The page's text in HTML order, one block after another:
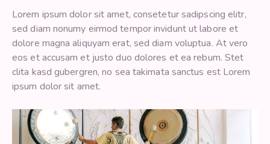
Lorem ipsum dolor sit amet, consetetur sadipscing elitr,
sed diam nonumy eirmod tempor invidunt ut labore et
dolore magna aliquyam erat, sed diam voluptua. At vero
eos et accusam et justo duo dolores et ea rebum. Stet
clita kasd gubergren, no sea takimata sanctus est Lorem
ipsum dolor sit amet.